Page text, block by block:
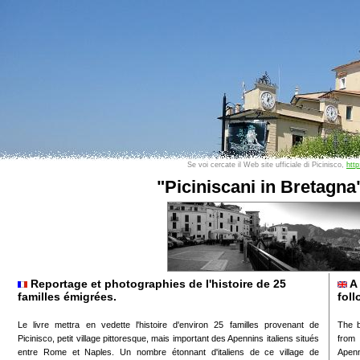
Se voi cercate il Web site ufficiale di Picinisco,
"Piciniscani in
Reportage et photographies de l'histoire de 25
familles émigrées.
Le livre mettra en vedette l'histoire d'environ 25 familles provenant de
Picinisco, petit village pittoresque, mais important des Apennins italiens situés
entre Rome et Naples. Un nombre étonnant d'italiens de ce village de
A
The
from